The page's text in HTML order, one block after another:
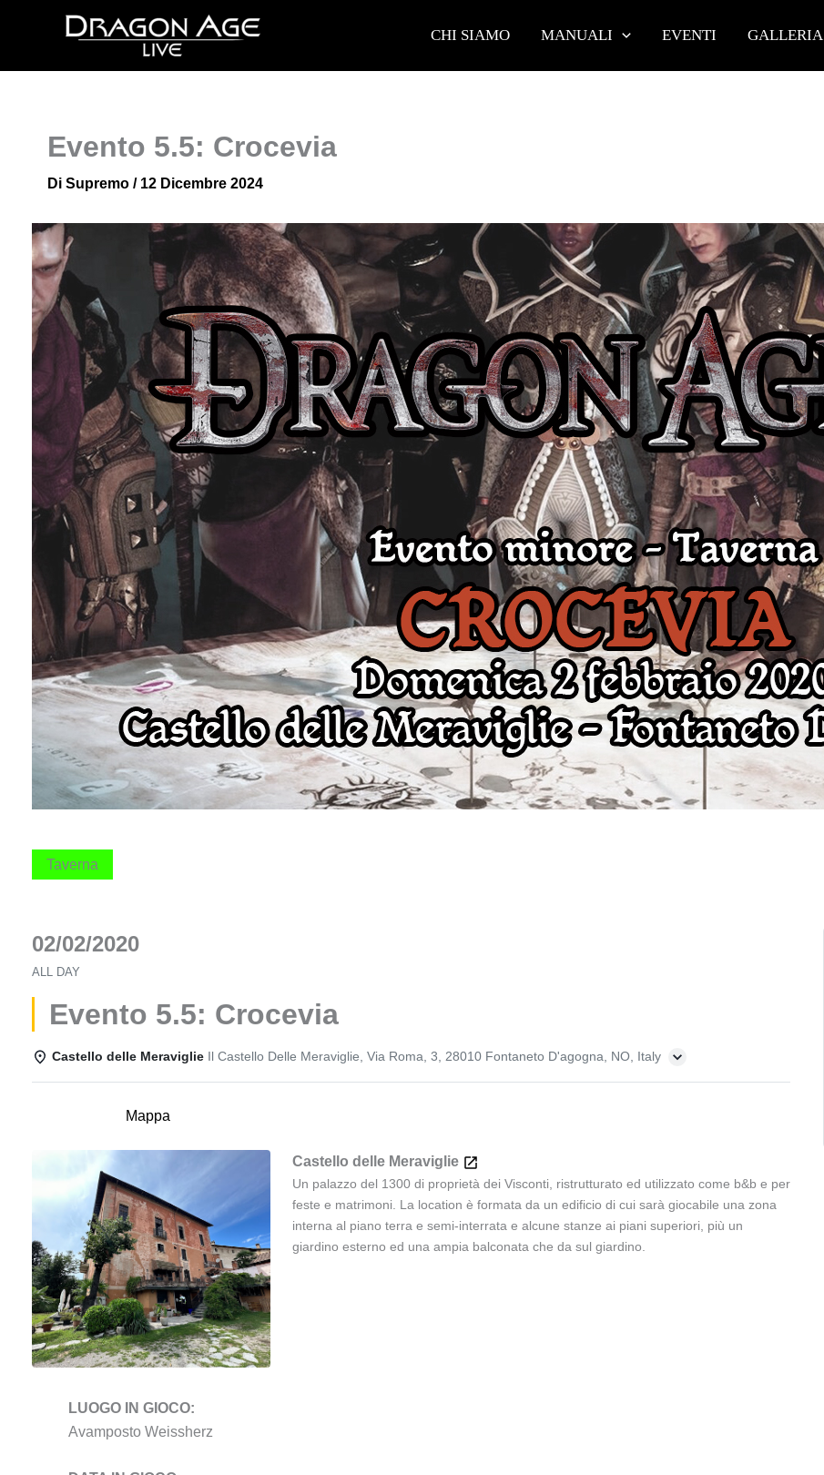
CHI SIAMO MANUALI EVENTI GALLERIA
Evento 5.5: Crocevia
Di Supremo / 12 Dicembre 2024
Taverna
02/02/2020
ALL DAY
Evento 5.5: Crocevia
Castello delle Meraviglie Il Castello Delle Meraviglie, Via Roma, 3, 28010 Fontaneto D'agogna, NO, Italy
Mappa
Castello delle Meraviglie
Un palazzo del 1300 di proprietà dei Visconti, ristrutturato ed utilizzato come b&b e per
feste e matrimoni. La location è formata da un edificio di cui sarà giocabile una zona
interna al piano terra e semi-interrata e alcune stanze ai piani superiori, più un
giardino esterno ed una ampia balconata che da sul giardino.
LUOGO IN GIOCO:
Avamposto Weissherz